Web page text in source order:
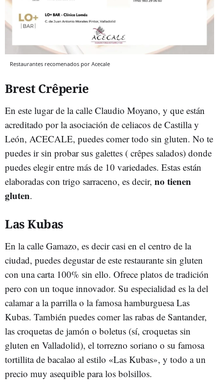
Restaurantes recomenados por Acecale
Brest Crêperie
En este lugar de la calle Claudio Moyano, y que están
acreditado por la asociación de celiacos de Castilla y
León, ACECALE, puedes comer todo sin gluten. No te
puedes ir sin probar sus galettes ( crêpes salados) donde
puedes elegir entre más de 10 variedades. Estas están
elaboradas con trigo sarraceno, es decir, no tienen
gluten.
Las Kubas
En la calle Gamazo, es decir casi en el centro de la
ciudad, puedes degustar de este restaurante sin gluten
con una carta 100% sin ello. Ofrece platos de tradición
pero con un toque innovador. Su especialidad es la del
calamar a la parrilla o la famosa hamburguesa Las
Kubas. También puedes comer las rabas de Santander,
las croquetas de jamón o boletus (sí, croquetas sin
gluten en Valladolid), el torrezno soriano o su famosa
tortillita de bacalao al estilo «Las Kubas», y todo a un
precio muy asequible para los bolsillos.